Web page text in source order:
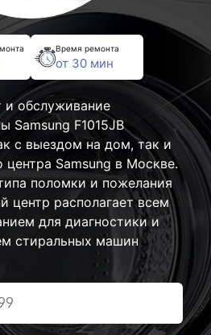
Время ремонта
от 30 мин
обслуживание
Samsung F1015JB
с выездом на дом, так и
центра Samsung в Москве.
поломки и пожелания
центр располагает всем
для диагностики и
стиральных машин